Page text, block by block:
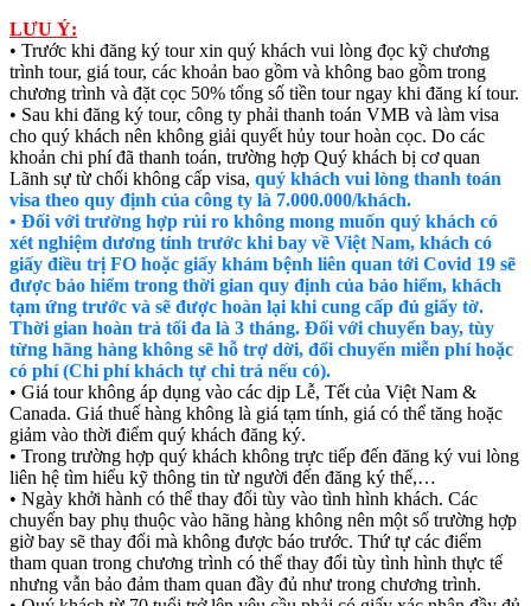
LƯU Ý:
• Trước khi đăng ký tour xin quý khách vui lòng đọc kỹ chương
trình tour, giá tour, các khoản bao gồm và không bao gồm trong
chương trình và đặt cọc 50% tổng số tiền tour ngay khi đăng kí tour.
• Sau khi đăng ký tour, công ty phải thanh toán VMB và làm visa
cho quý khách nên không giải quyết hủy tour hoàn cọc. Do các
khoản chi phí đã thanh toán, trường hợp Quý khách bị cơ quan
Lãnh sự từ chối không cấp visa, quý khách vui lòng thanh toán
visa theo quy định của công ty là 7.000.000/khách.
• Đối với trường hợp rủi ro không mong muốn quý khách có
xét nghiệm dương tính trước khi bay về Việt Nam, khách có
giấy điều trị FO hoặc giấy khám bệnh liên quan tới Covid 19 sẽ
được bảo hiểm trong thời gian quy định của bảo hiểm, khách
tạm ứng trước và sẽ được hoàn lại khi cung cấp đủ giấy tờ.
Thời gian hoàn trả tối đa là 3 tháng. Đối với chuyến bay, tùy
từng hãng hàng không sẽ hỗ trợ dời, đổi chuyến miễn phí hoặc
có phí (Chi phí khách tự chi trả nếu có).
• Giá tour không áp dụng vào các dịp Lễ, Tết của Việt Nam &
Canada. Giá thuế hàng không là giá tạm tính, giá có thể tăng hoặc
giảm vào thời điểm quý khách đăng ký.
• Trong trường hợp quý khách không trực tiếp đến đăng ký vui lòng
liên hệ tìm hiểu kỹ thông tin từ người đến đăng ký thế,…
• Ngày khởi hành có thể thay đổi tùy vào tình hình khách. Các
chuyến bay phụ thuộc vào hãng hàng không nên một số trường hợp
giờ bay sẽ thay đổi mà không được báo trước. Thứ tự các điểm
tham quan trong chương trình có thể thay đổi tùy tình hình thực tế
nhưng vẫn bảo đảm tham quan đầy đủ như trong chương trình.